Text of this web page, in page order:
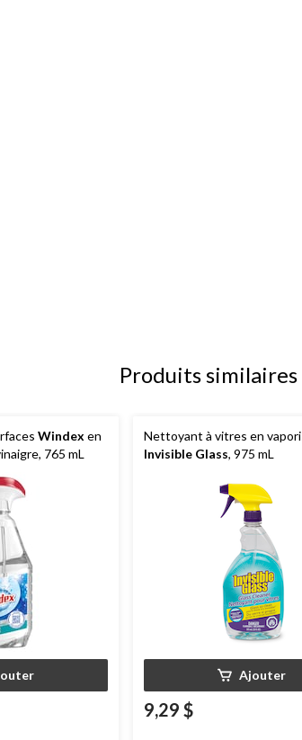
Produits similaires
Windex en
765 mL
Nettoyant à vitres en
Invisible Glass, 975 mL
Ajouter
9,29 $